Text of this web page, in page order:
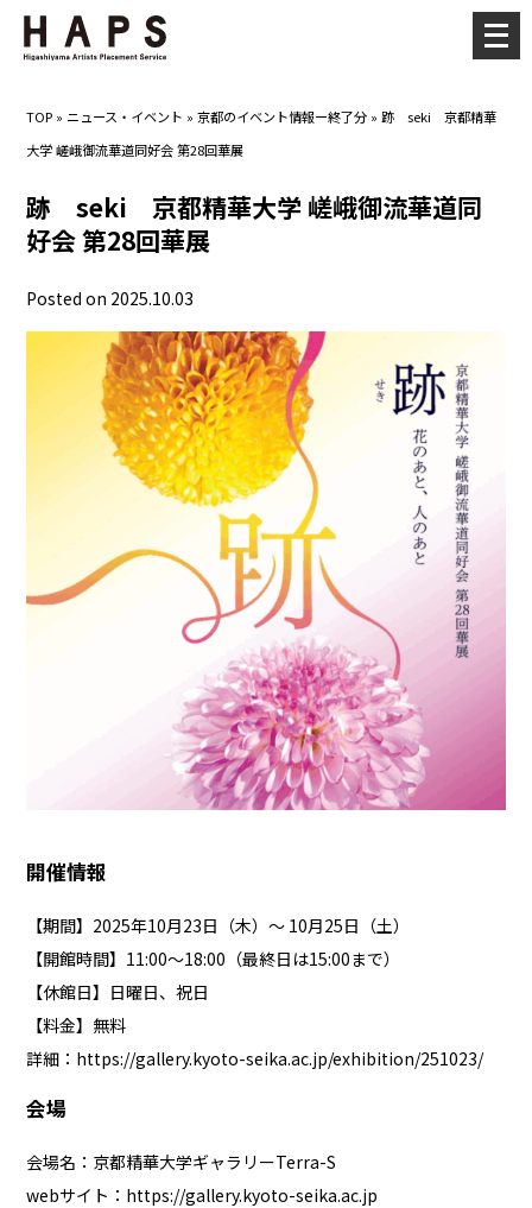
TOP » ニュース・イベント »京都のイベント情報ー終了分 » 跡 seki 京都精華
大学 嵯峨御流華道同好会 第28回華展
跡 seki 京都精華大学 嵯峨御流華道同
好会 第28回華展
Posted on 2025.10.03
開催情報
【期間】2025年10月23日（木）〜 10月25日（土）
【開館時間】11:00～18:00（最終日は15:00まで）
【休館日】日曜日、祝日
【料金】無料
詳細： https://gallery.kyoto-seika.ac.jp/exhibition/251023/
会場
会場名：京都精華大学ギャラリーTerra-S
webサイト： https://gallery.kyoto-seika.ac.jp
メ
ニ
ー
開